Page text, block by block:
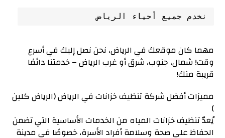
نخدم جميع أحياء الرياض
مهما كان موقعك في الرياض، نحن نصل إليك في أسرع
وقت! شمال، جنوب، شرق أو غرب الرياض – خدمتنا دائمًا
قريبة منك!
مميزات أفضل شركة تنظيف خزانات في الرياض (الرياض كلين
)
يُعدّ تنظيف خزانات المياه من الخدمات الأساسية التي تضمن
الحفاظ على صحة وسلامة أفراد الأسرة، خصوصًا في مدينة